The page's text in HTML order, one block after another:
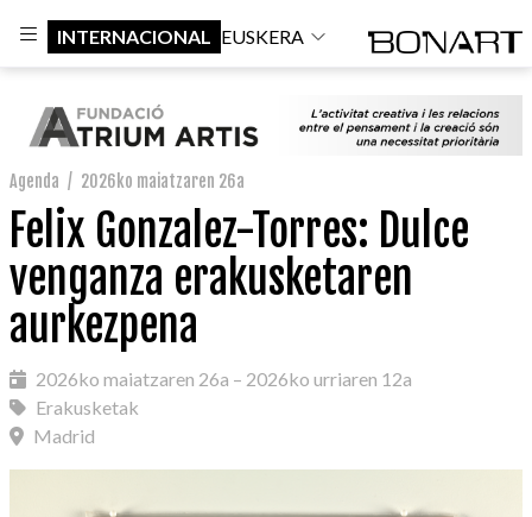
INTERNACIONAL EUSKERA
Agenda / 2026ko maiatzaren 26a
Felix Gonzalez-Torres: Dulce
venganza erakusketaren
aurkezpena
2026ko maiatzaren 26a – 2026ko urriaren 12a
Erakusketak
Madrid